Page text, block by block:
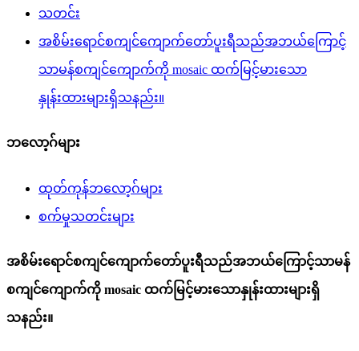
သတင်း
အစိမ်းရောင်စကျင်ကျောက်တော်ပူးရီသည်အဘယ်ကြောင့်
သာမန်စကျင်ကျောက်ကို mosaic ထက်မြင့်မားသော
နှုန်းထားများရှိသနည်း။
ဘလော့ဂ်များ
ထုတ်ကုန်ဘလော့ဂ်များ
စက်မှုသတင်းများ
အစိမ်းရောင်စကျင်ကျောက်တော်ပူးရီသည်အဘယ်ကြောင့်သာမန်
စကျင်ကျောက်ကို mosaic ထက်မြင့်မားသောနှုန်းထားများရှိ
သနည်း။